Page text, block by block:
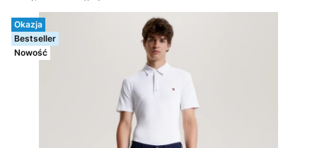
Okazja
Bestseller
Nowość